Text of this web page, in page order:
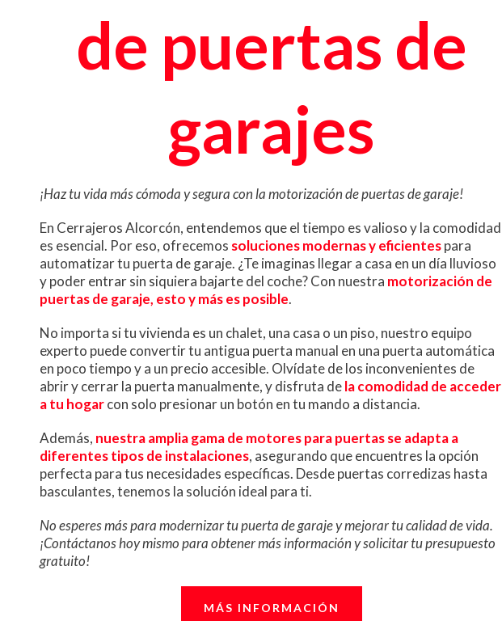
de puertas de
garajes
¡Haz tu vida más cómoda y segura con la motorización de puertas de garaje!
En Cerrajeros Alcorcón, entendemos que el tiempo es valioso y la comodidad
es esencial. Por eso, ofrecemos soluciones modernas y eficientespara
automatizar tu puerta de garaje. ¿Te imaginas llegar a casa en un día lluvioso
y poder entrar sin siquiera bajarte del coche? Con nuestra motorización de
puertas de garaje, esto y más es posible.
No importa si tu vivienda es un chalet, una casa o un piso, nuestro equipo
experto puede convertir tu antigua puerta manual en una puerta automática
en poco tiempo y a un precio accesible. Olvídate de los inconvenientes de
abrir y cerrar la puerta manualmente, y disfruta dela comodidad de acceder
a tu hogarcon solo presionar un botón en tu mando a distancia.
Además, nuestra amplia gama de motores para puertas se adapta a
diferentes tipos de instalaciones, asegurando que encuentres la opción
perfecta para tus necesidades específicas. Desde puertas corredizas hasta
basculantes, tenemos la solución ideal para ti.
No esperes más para modernizar tu puerta de garaje y mejorar tu calidad de vida.
¡Contáctanos hoy mismo para obtener más información y solicitar tu presupuesto
gratuito!
MÁS INFORMACIÓN